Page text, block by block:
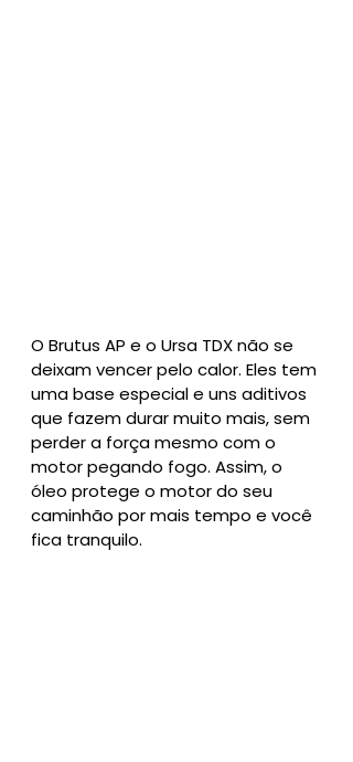
O Brutus AP e o Ursa TDX não se
deixam vencer pelo calor. Eles tem
uma base especial e uns aditivos
que fazem durar muito mais, sem
perder a força mesmo com o
motor pegando fogo. Assim, o
óleo protege o motor do seu
caminhão por mais tempo e você
fica tranquilo.